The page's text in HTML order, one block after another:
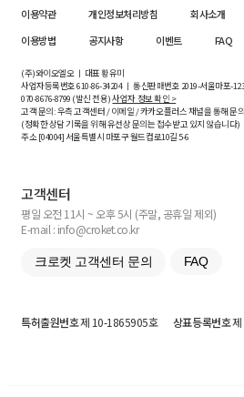
이용약관 개인정보처리방침 회사소개
이용방법
공지사항 이벤트 FAQ
(주)와이오엘오 ㅣ 대표 황유미
사업자등록번호610-86-34204ㅣ 통신판매번호 2019-서울마포-
070-8676-8799 (발신 전용)사업자 정보 확인 >
고객 문의: 우측 고객센터 / 이메일 / 카카오플러스 채널을 통해 문
(정확한 상담 기록을 위해 유선상 문의는 접수받고 있지 않습니다)
주소 [04004] 서울특별시 마포구 월드컵로10길5-6
고객센터
평일 오전 11시 ~ 오후 5시 (주말, 공휴일 제외)
E-mail : info@croket.co.kr
크로켓 고객센터 문의 FAQ
특허출원번호제 10-1865905호 상표등록번호